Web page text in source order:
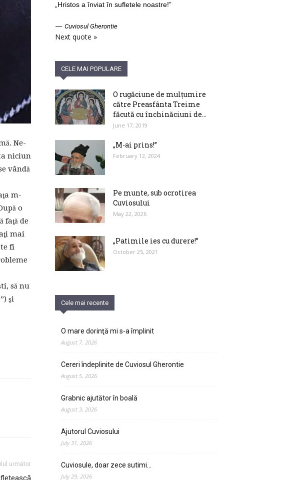
Ne-
niciun
vândă
m-
o
faţă de
mai
fi
să nu
şi
următor
„Hristos a înviat în sufletele noastre!”
— Cuviosul Gherontie
Next quote »
CELE MAI POPULARE
O rugăciune de mulțumire
către Preasfânta Treime
făcută cu închinăciuni de...
June 17, 2019
„M-ai prins!”
February 12, 2024
Pe munte, sub ocrotirea
Cuviosului
May 22, 2026
„Patimile ies cu durere!”
October 25, 2021
Cele mai recente
O mare dorinţă mi s-a împlinit
August 7, 2026
Cereri îndeplinite de Cuviosul Gherontie
August 5, 2026
Grabnic ajutător în boală
August 3, 2026
Ajutorul Cuviosului
July 31, 2026
Cuviosule, doar zece sutimi…
July 29, 2026